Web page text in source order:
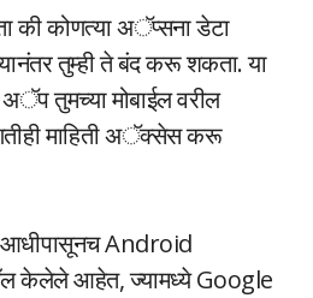
की कोणत्या अॅप्सना डेटा
तुम्ही ते बंद करू शकता. या
तुमच्या मोबाईल वरील
माहिती अॅक्सेस करू
Android
केलेले आहेत, ज्यामध्ये Google